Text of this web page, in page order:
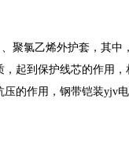
聚氯乙烯外护套，其中
起到保护线芯的作用
的作用，钢带铠装yjv